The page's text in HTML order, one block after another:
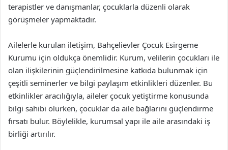
terapistler ve danışmanlar, çocuklarla düzenli olarak
görüşmeler yapmaktadır.
Ailelerle kurulan iletişim, Bahçelievler Çocuk Esirgeme
Kurumu için oldukça önemlidir. Kurum, velilerin çocukları ile
olan ilişkilerinin güçlendirilmesine katkıda bulunmak için
çeşitli seminerler ve bilgi paylaşım etkinlikleri düzenler. Bu
etkinlikler aracılığıyla, aileler çocuk yetiştirme konusunda
bilgi sahibi olurken, çocuklar da aile bağlarını güçlendirme
fırsatı bulur. Böylelikle, kurumsal yapı ile aile arasındaki iş
birliği artırılır.